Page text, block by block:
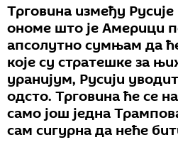
Трговина између
ономе што је Америци
апсолутно сумњам да
које су стратешке за
уранијум, Русији
одсто. Трговина ће се
само још једна
сам сигурна да неће